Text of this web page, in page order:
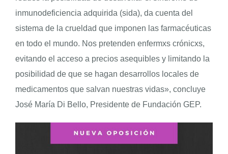
inmunodeficiencia adquirida (sida), da cuenta del
sistema de la crueldad que imponen las farmacéuticas
en todo el mundo. Nos pretenden enfermxs crónicxs,
evitando el acceso a precios asequibles y limitando la
posibilidad de que se hagan desarrollos locales de
medicamentos que salvan nuestras vidas», concluye
José María Di Bello, Presidente de Fundación GEP.